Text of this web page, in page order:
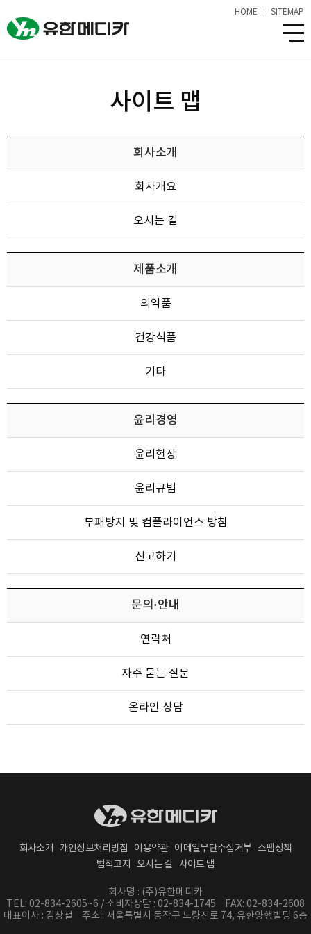
HOME SITEMAP
사이트 맵
회사소개
회사개요
오시는 길
제품소개
의약품
건강식품
기타
윤리경영
윤리헌장
윤리규범
부패방지 및 컴플라이언스 방침
신고하기
문의·안내
연락처
자주 묻는 질문
온라인 상담
회사소개 개인정보처리방침 이용약관 이메일무단수집거부 스팸정책
법적고지
오시는 길 사이트 맵
회사명 : (주)유한메디카
TEL: 02-834-2605~6 / 소비자상담 : 02-834-1745
FAX: 02-834-2608
대표이사 : 김상철
주소 : 서울특별시 동작구 노량진로 74, 유한양행빌딩 6층